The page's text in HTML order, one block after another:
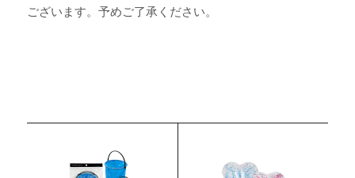
ございます。予めご了承ください。